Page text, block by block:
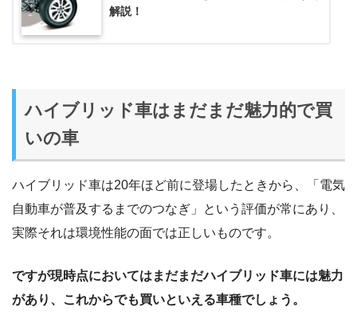
解説！
ハイブリッド車はまだまだ魅力的で買
いの車
ハイブリッド車は20年ほど前に登場したときから、「電気
自動車が普及するまでのつなぎ」という評価が常にあり、
実際それは環境性能の面では正しいものです。
ですが現時点においてはまだまだハイブリッド車には魅力
があり、これからでも買いといえる車種でしょう。